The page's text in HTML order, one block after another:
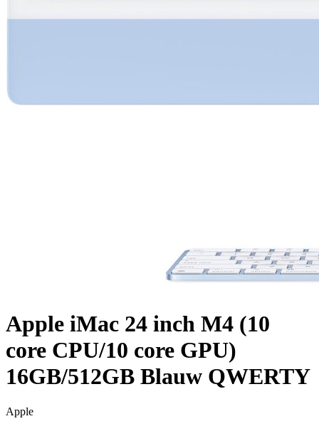
Apple iMac 24 inch M4 (10
core CPU/10 core GPU)
16GB/512GB Blauw QWERTY
Apple